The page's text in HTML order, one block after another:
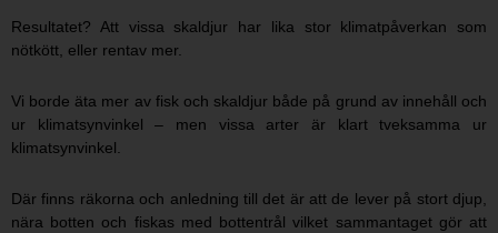
Resultatet? Att vissa skaldjur har lika stor klimatpåverkan som
nötkött, eller rentav mer.
Vi borde äta mer av fisk och skaldjur både på grund av innehåll och
ur klimatsynvinkel – men vissa arter är klart tveksamma ur
klimatsynvinkel.
Där finns räkorna och anledning till det är att de lever på stort djup,
nära botten och fiskas med bottentrål vilket sammantaget gör att